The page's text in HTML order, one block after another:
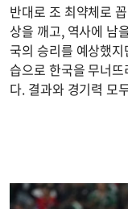
반대로 조 최약체로
상을 깨고, 역사에 남
국의 승리를 예상했
습으로 한국을 무너
다. 결과와 경기력 모